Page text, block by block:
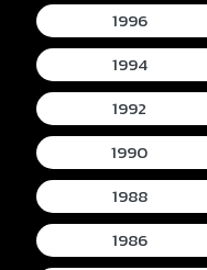
1996
1994
1992
1990
1988
1986